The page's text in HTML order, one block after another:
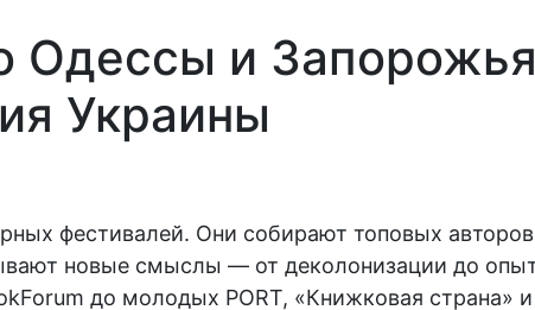
Одессы и
Украины
фестивалей. Они собирают топовых
новые смыслы — от деколонизации до
до молодых PORT, «Книжковая страна»